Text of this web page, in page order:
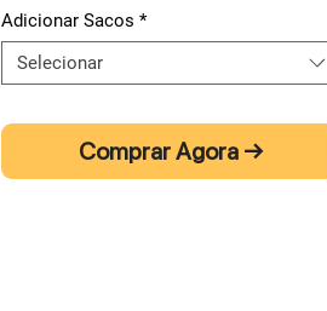
• 20% de eficácia a mais na aspiração em
alcatifas e pavimentos, face ao modelo
• Alimentação: 230V AC 50/60 Hz;
• Potência do motor de aspiração: 620W;
Adicionar Sacos *
Selecionar
Comprar Agora →